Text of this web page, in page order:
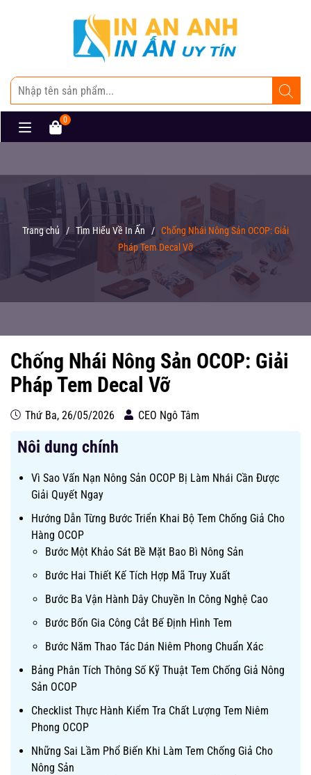
0
Trang chủ / Tìm Hiểu Về In Ấn / Chống Nhái Nông Sản OCOP: Giải
Pháp Tem Decal Vỡ
Chống Nhái Nông Sản OCOP: Giải
Pháp Tem Decal Vỡ
Thứ Ba, 26/05/2026 CEO Ngô Tâm
Nôi dung chính
Vì Sao Vấn Nạn Nông Sản OCOP Bị Làm Nhái Cần Được
Giải Quyết Ngay
Hướng Dẫn Từng Bước Triển Khai Bộ Tem Chống Giả Cho
Hàng OCOP
Bước Một Khảo Sát Bề Mặt Bao Bì Nông Sản
Bước Hai Thiết Kế Tích Hợp Mã Truy Xuất
Bước Ba Vận Hành Dây Chuyền In Công Nghệ Cao
Bước Bốn Gia Công Cắt Bế Định Hình Tem
Bước Năm Thao Tác Dán Niêm Phong Chuẩn Xác
Bảng Phân Tích Thông Số Kỹ Thuật Tem Chống Giả Nông
Sản OCOP
Checklist Thực Hành Kiểm Tra Chất Lượng Tem Niêm
Phong OCOP
Những Sai Lầm Phổ Biến Khi Làm Tem Chống Giả Cho
Nông Sản